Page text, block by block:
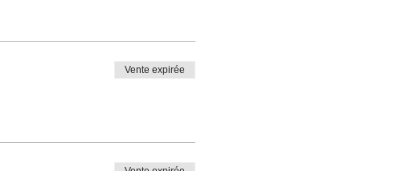
Vente expirée